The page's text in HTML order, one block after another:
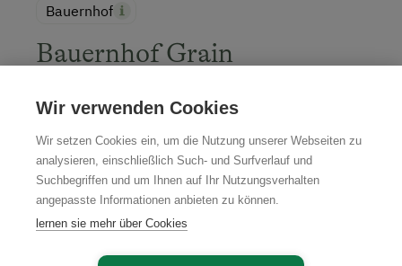
Bauernhof
Bauernhof Grain
Steiermark
JETZT BUCHEN
Wir verwenden Cookies
Wir setzen Cookies ein, um die Nutzung unserer Webseiten zu
analysieren, einschließlich Such- und Surfverlauf und
Suchbegriffen und um Ihnen auf Ihr Nutzungsverhalten
angepasste Informationen anbieten zu können.
lernen sie mehr über Cookies